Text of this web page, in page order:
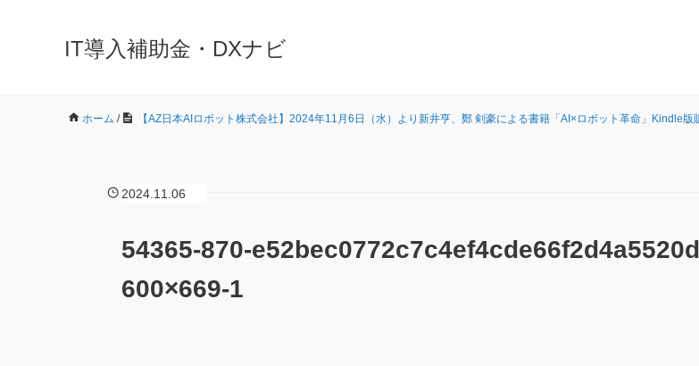
IT導入補助金・DXナビ
ホーム / 【AZ日本AIロボット株式会社】2024年11月6日（水）より新井亨、鄭 剣豪による書籍「AI×ロボット革命」Kindle版
2024.11.06
54365-870-
600×669-1